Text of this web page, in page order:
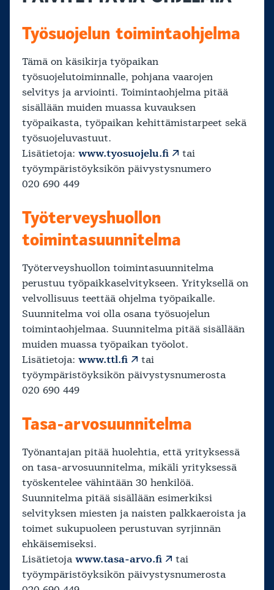
Työsuojelun toimintaohjelma
Tämä on käsikirja työpaikan
työsuojelutoiminnalle, pohjana vaarojen
selvitys ja arviointi. Toimintaohjelma pitää
sisällään muiden muassa kuvauksen
työpaikasta, työpaikan kehittämistarpeet sekä
työsuojeluvastuut.
Lisätietoja: www.tyosuojelu.fi
tai
työympäristöyksikön päivystysnumero
020 690 449
Työterveyshuollon
toimintasuunnitelma
Työterveyshuollon toimintasuunnitelma
perustuu työpaikkaselvitykseen. Yrityksellä on
velvollisuus teettää ohjelma työpaikalle.
Suunnitelma voi olla osana työsuojelun
toimintaohjelmaa. Suunnitelma pitää sisällään
muiden muassa työpaikan työolot.
Lisätietoja: www.ttl.fi
tai
työympäristöyksikön päivystysnumerosta
020 690 449
Tasa-arvosuunnitelma
Työnantajan pitää huolehtia, että yrityksessä
on tasa-arvosuunnitelma, mikäli yrityksessä
työskentelee vähintään 30 henkilöä.
Suunnitelma pitää sisällään esimerkiksi
selvityksen miesten ja naisten palkkaeroista ja
toimet sukupuoleen perustuvan syrjinnän
ehkäisemiseksi.
Lisätietoja www.tasa-arvo.fi
tai
työympäristöyksikön päivystysnumerosta